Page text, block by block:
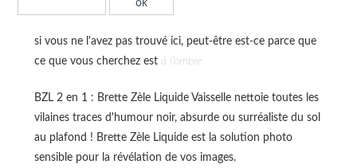
si vous ne l'avez pas trouvé ici, peut-être est-ce parce que
ce que vous cherchez est à l'ombre
BZL 2 en 1 : Brette Zèle Liquide Vaisselle nettoie toutes les
vilaines traces d'humour noir, absurde ou surréaliste du sol
au plafond ! Brette Zèle Liquide est la solution photo
sensible pour la révélation de vos images.